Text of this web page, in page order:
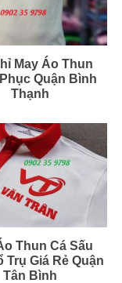
May Áo Thun
Quận Bình
Thạnh
Thun Cá Sấu
Trụ Giá Rẻ Quận
Tân Bình